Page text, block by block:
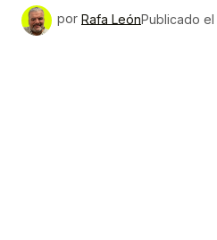
por Rafa LeónPublicado el